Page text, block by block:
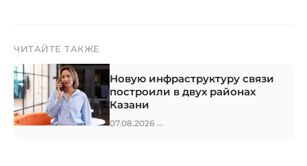
ЧИТАЙТЕ ТАКЖЕ
Новую инфраструктуру связи
построили в двух районах
Казани
07.08.2026 →